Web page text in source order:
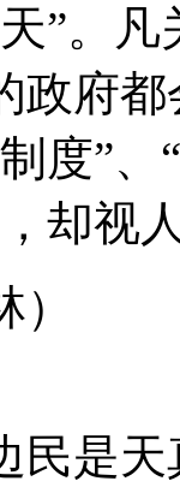
”。
政府
度”
却视
民是